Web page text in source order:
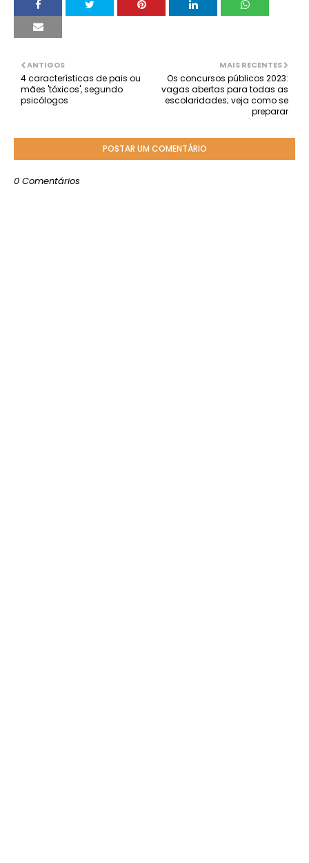
MAIS RECENTES
Os concursos públicos 2023:
vagas abertas para todas as
escolaridades; veja como se
preparar
ANTIGOS
4 características de pais ou
mães 'tóxicos', segundo
psicólogos
POSTAR UM COMENTÁRIO
0 Comentários